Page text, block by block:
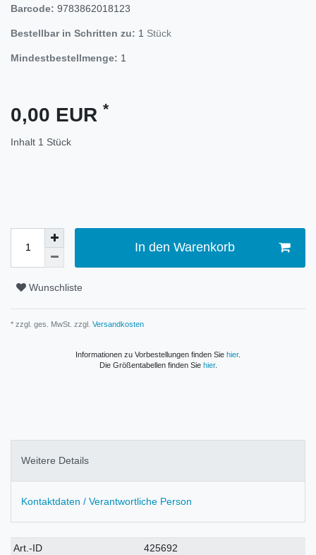
Barcode: 9783862018123
Bestellbar in Schritten zu: 1 Stück
Mindestbestellmenge: 1
0,00 EUR *
Inhalt 1 Stück
In den Warenkorb
Wunschliste
* zzgl. ges. MwSt. zzgl. Versandkosten
Informationen zu Vorbestellungen finden Sie hier.
Die Größentabellen finden Sie hier.
Weitere Details
Kontaktdaten / Verantwortliche Person
Technisches
Wert
Art.-ID
425692